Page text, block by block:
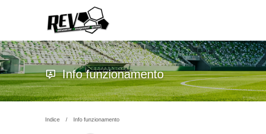
Info funzionamento
Indice Info funzionamento